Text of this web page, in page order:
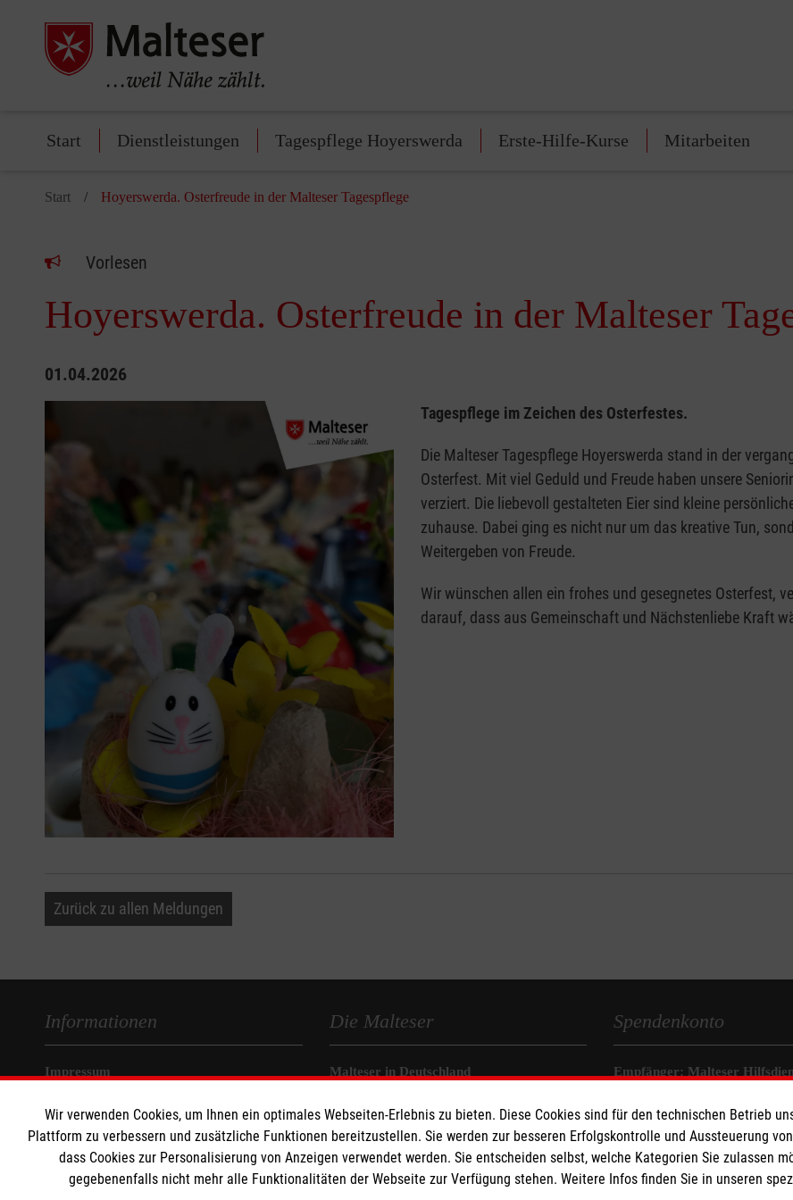
Start Dienstleistungen Tagespflege Hoyerswerda Erste-Hilfe-Kurse Mitarbeiten
Start Hoyerswerda. Osterfreude in der Malteser Tagespflege
Vorlesen
Hoyerswerda. Osterfreude in der Malteser
01.04.2026
Tagespflege im Zeichen des Osterfestes.
Die Malteser Tagespflege Hoyerswerda stand in der
Osterfest. Mit viel Geduld und Freude haben unsere
verziert. Die liebevoll gestalteten Eier sind kleine
zuhause. Dabei ging es nicht nur um das kreative Tun,
Weitergeben von Freude.
Wir wünschen allen ein frohes und gesegnetes Osterfest,
darauf, dass aus Gemeinschaft und Nächstenliebe Kraft
Zurück zu allen Meldungen
Informationen
Impressum
Barrierefreiheit
Kontakt
Die Malteser
Malteser in Deutschland
Sharepoint
Spendenkonto
Empfänger: Malteser
IBAN: DE94 3706 0120 1201
BIC: GENODED1PA7
Wir verwenden Cookies, um Ihnen ein optimales Webseiten-Erlebnis zu bieten. Diese Cookies sind für den technischen Betrieb
Plattform zu verbessern und zusätzliche Funktionen bereitzustellen. Sie werden zur besseren Erfolgskontrolle und Aussteuerung
dass Cookies zur Personalisierung von Anzeigen verwendet werden. Sie entscheiden selbst, welche Kategorien Sie zulassen
gegebenenfalls nicht mehr alle Funktionalitäten der Webseite zur Verfügung stehen. Weitere Infos finden Sie in unseren